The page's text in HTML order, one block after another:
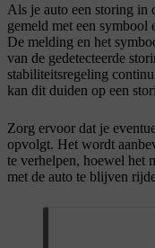
Als je auto een storing in
gemeld met een symbool
De melding en het
van de gedetecteerde
stabiliteitsregeling
kan dit duiden op een
Zorg ervoor dat je
opvolgt. Het wordt
te verhelpen, hoewel het
met de auto te blijven